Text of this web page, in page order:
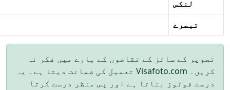
لنکس
تبصرے
تصویر کے سائز کے تقاضوں کے بارے میں فکر نہ
کریں۔ Visafoto.com تعمیل کی ضمانت دیتا ہے۔ یہ
درست فوٹوز بناتا ہے اور پس منظر درست کرتا